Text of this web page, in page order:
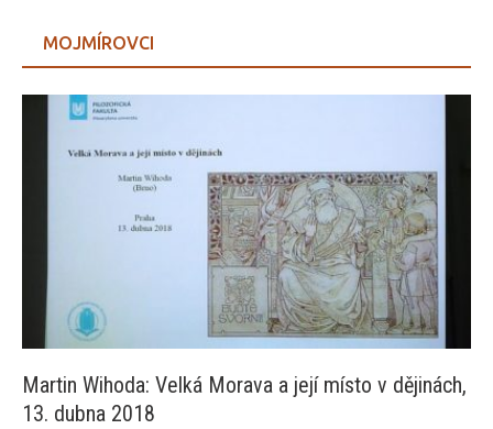
MOJMÍROVCI
Martin Wihoda: Velká Morava a její místo v dějinách,
13. dubna 2018